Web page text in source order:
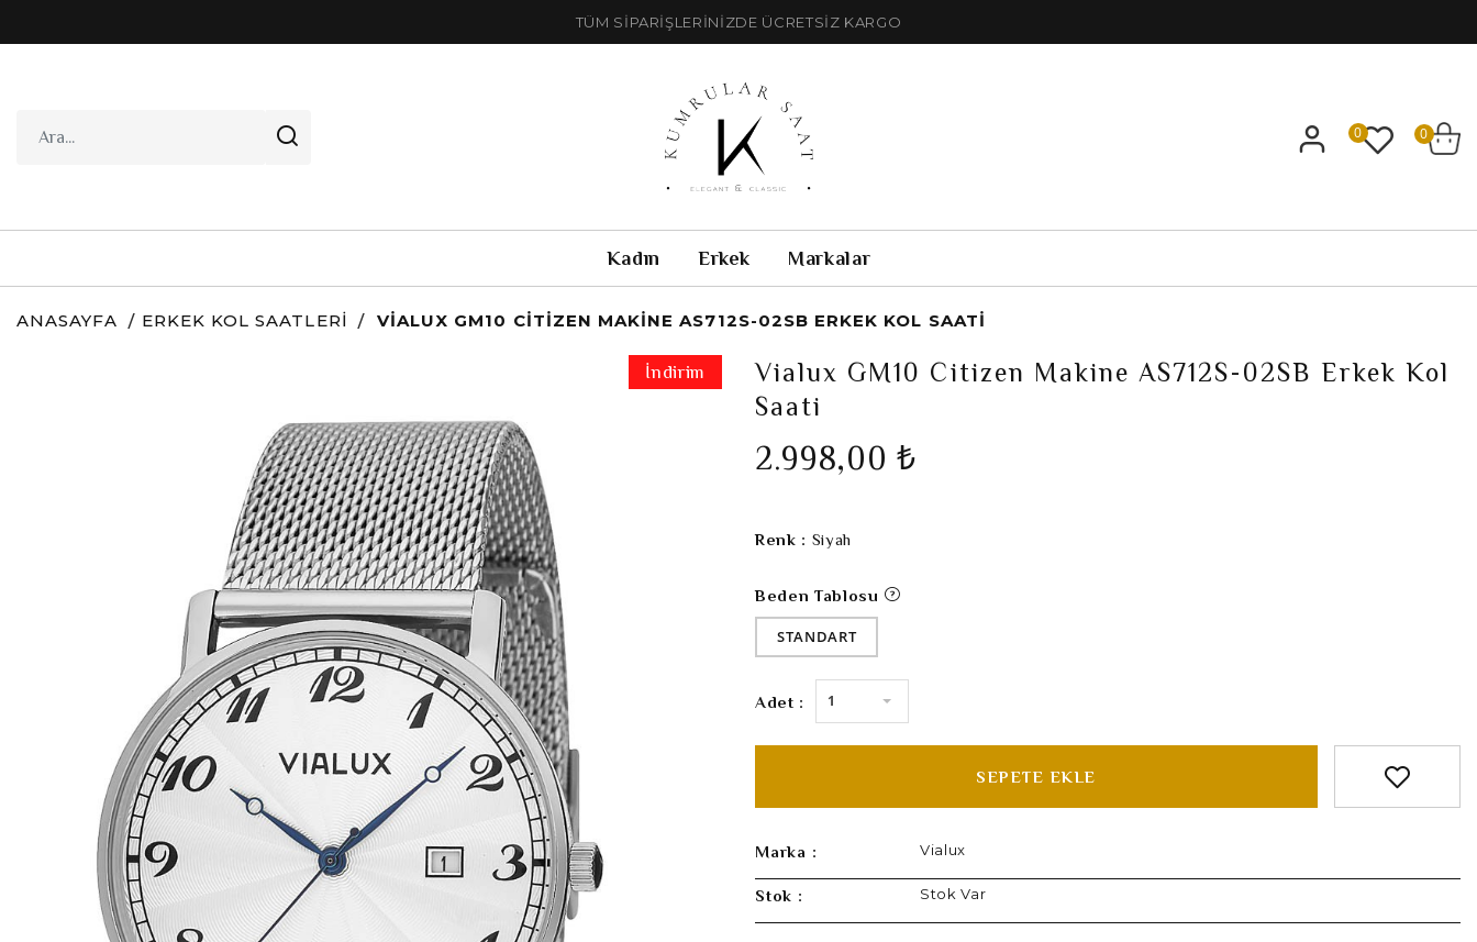
TÜM SİPARİŞLERİNİZDE ÜCRETSİZ KARGO
0 0
Kadın Erkek Markalar
ANASAYFA ERKEK KOL SAATLERI VIALUX GM10 CITIZEN MAKINE AS712S-02SB ERKEK KOL SAATI
İndirim
Vialux GM10 Citizen Makine AS712S-02SB Erkek Kol
Saati
2.998,00 ₺
Renk : Siyah
Beden Tablosu
STANDART
Adet : 1
SEPETE EKLE
Marka : Vialux
Stok : Stok Var